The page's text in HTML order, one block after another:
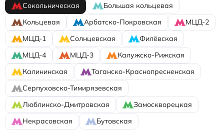
Сокольническая
Большая кольцевая
Кольцевая
Арбатско-Покровская
МЦД-2
МЦД-1
Солнцевская
Филёвская
МЦД-4
МЦД-3
Калужско-Рижская
Калининская
Таганско-Краснопресненская
Серпуховско-Тимирязевская
Люблинско-Дмитровская
Замоскворецкая
Некрасовская
Бутовская